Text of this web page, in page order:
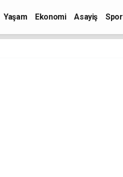
Yaşam Ekonomi Asayiş Spor